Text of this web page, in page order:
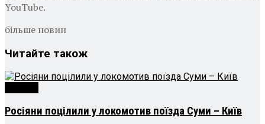
YouTube.
більше новин
Читайте також
Росіяни поцілили у локомотив поїзда Суми – Київ